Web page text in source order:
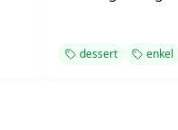
dessert enkel